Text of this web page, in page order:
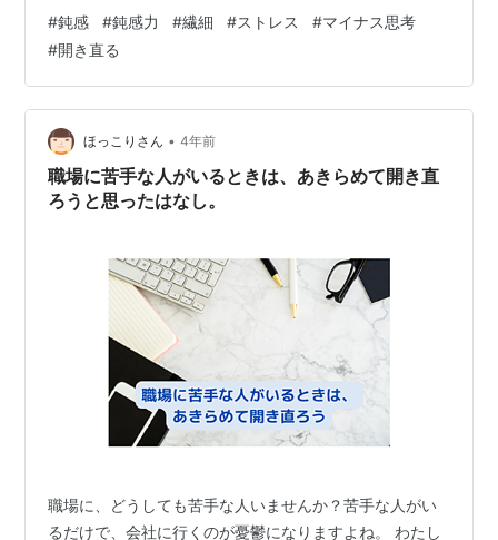
なぁ。なんであんなこと言ってしまったんだろう。気に
すれば気にするほど悪循環に。そんな時、「鈍感力も大
切です」の文字をSNSで見かけました。 鈍感力について
調べてみると、鈍感力とは一般的に、自分がストレスに
感じることやダメージになりそうな情報を、ため込まず
にうまく受け流す力のこと。小さなことや嫌なこ…
#鈍感 #鈍感力 #繊細 #ストレス #マイナス思考
#開き直る
ほっこりさん • 4年前
職場に苦手な人がいるときは、あきらめて開き直
ろうと思ったはなし。
職場に、どうしても苦手な人いませんか？苦手な人がい
るだけで、会社に行くのが憂鬱になりますよね。 わたし